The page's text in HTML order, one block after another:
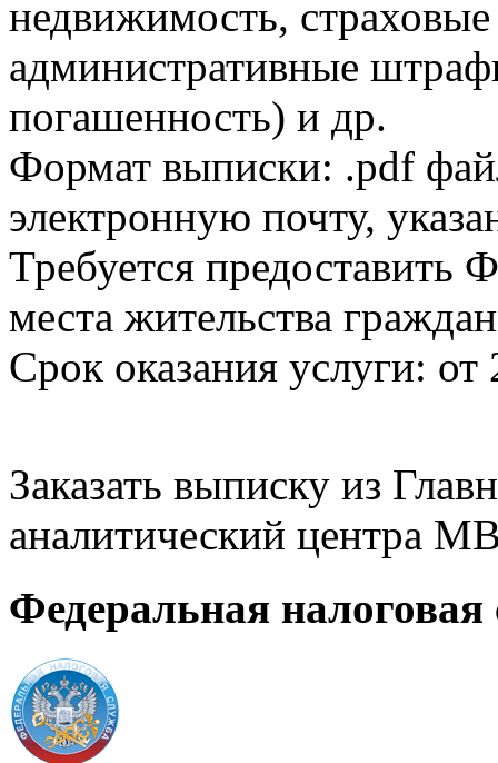
недвижимость,
административные
погашенность) и др.
Формат выписки: .pdf
электронную почту,
Требуется
места жительства
Срок оказания услуги: от
Заказать выписку из
аналитический центра
Федеральная налоговая